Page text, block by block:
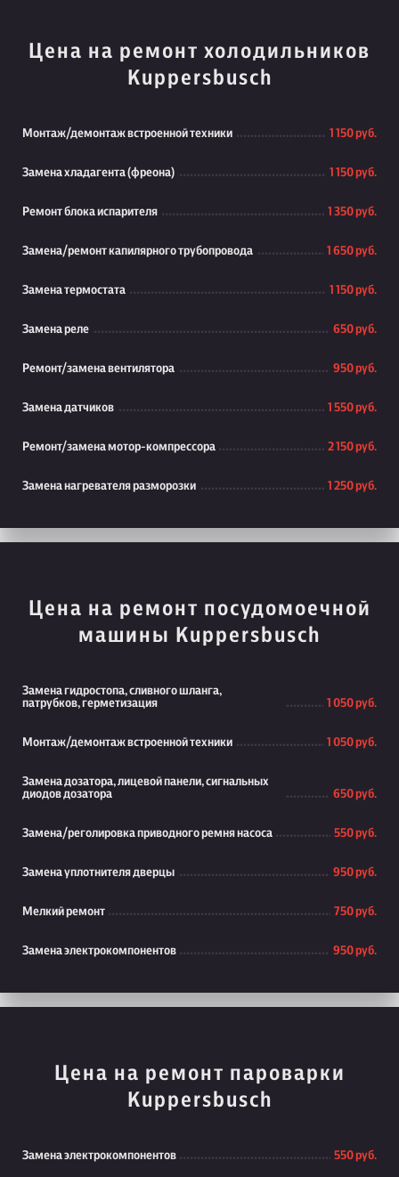
Цена на ремонт холодильников
Kuppersbusch
Монтаж/демонтаж встроенной техники 1 150 руб.
Замена хладагента (фреона) 1 150 руб.
Ремонт блока испарителя 1 350 руб.
Замена/ремонт капилярного трубопровода 1 650 руб.
Замена термостата 1 150 руб.
Замена реле 650 руб.
Ремонт/замена вентилятора 950 руб.
Замена датчиков 1 550 руб.
Ремонт/замена мотор-компрессора 2 150 руб.
Замена нагревателя разморозки 1 250 руб.
Цена на ремонт посудомоечной
машины Kuppersbusch
Замена гидростопа, сливного шланга,
патрубков, герметизация
1 050 руб.
Монтаж/демонтаж встроенной техники 1 050 руб.
Замена дозатора, лицевой панели, сигнальных
диодов дозатора
650 руб.
Замена/реголировка приводного ремня насоса 550 руб.
Замена уплотнителя дверцы 950 руб.
Мелкий ремонт 750 руб.
Замена электрокомпонентов 950 руб.
Цена на ремонт пароварки
Kuppersbusch
Замена электрокомпонентов 550 руб.